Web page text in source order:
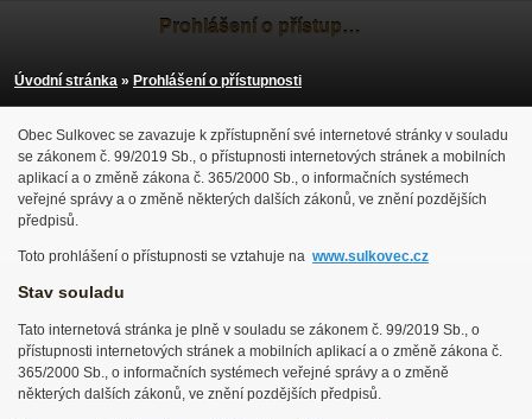
Prohlášení o přístupnosti
Úvodní stránka » Prohlášení o přístupnosti
Obec Sulkovec se zavazuje k zpřístupnění své internetové stránky v souladu
se zákonem č. 99/2019 Sb., o přístupnosti internetových stránek a mobilních
aplikací a o změně zákona č. 365/2000 Sb., o informačních systémech
veřejné správy a o změně některých dalších zákonů, ve znění pozdějších
předpisů.
Toto prohlášení o přístupnosti se vztahuje na www.sulkovec.cz
Stav souladu
Tato internetová stránka je plně v souladu se zákonem č. 99/2019 Sb., o
přístupnosti internetových stránek a mobilních aplikací a o změně zákona č.
365/2000 Sb., o informačních systémech veřejné správy a o změně
některých dalších zákonů, ve znění pozdějších předpisů.